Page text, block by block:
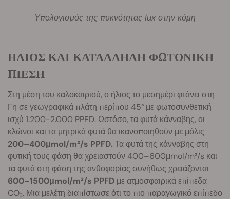
Υπολογισμός της πυκνότητας lux στην κόμη
ΗΛΙΟΣ ΚΑΙ ΚΑΤΑΛΛΗΛΗ ΦΩΤΟΝΙΚΗ
ΠΙΕΣΗ
Στη μέση του καλοκαιριού, ο ήλιος το μεσημέρι φτάνει στη
Γη σε γεωγραφικά πλάτη περίπου 45° με φωτοσυνθετική
ισχύ 1.200-2.000 PPFD. Ωστόσο, τα φυτά κάνναβης, οι
κλώνοι και τα μητρικά φυτά θα ικανοποιηθούν με μόλις
200–400μmol/m²/s PPFD. Τα φυτά της κάνναβης στη
φυτική τους φάση θα χρειαστούν 400–600μmol/m²/s και
τα φυτά στη φάση της ανθοφορίας συνήθως χρειάζονται
600–1500μmol/m²/s PPFD με ατμοσφαιρικά επίπεδα
CO₂. Μια μελέτη διαπίστωσε ότι το πιο παραγωγικό επίπεδο